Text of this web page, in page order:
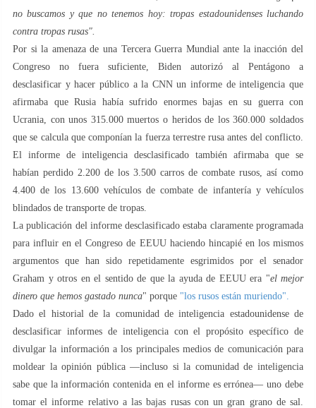
no buscamos y que no tenemos hoy: tropas estadounidenses luchando
contra tropas rusas".
Por si la amenaza de una Tercera Guerra Mundial ante la inacción del
Congreso no fuera suficiente, Biden autorizó al Pentágono a
desclasificar y hacer público a la CNN un informe de inteligencia que
afirmaba que Rusia había sufrido enormes bajas en su guerra con
Ucrania, con unos 315.000 muertos o heridos de los 360.000 soldados
que se calcula que componían la fuerza terrestre rusa antes del conflicto.
El informe de inteligencia desclasificado también afirmaba que se
habían perdido 2.200 de los 3.500 carros de combate rusos, así como
4.400 de los 13.600 vehículos de combate de infantería y vehículos
blindados de transporte de tropas.
La publicación del informe desclasificado estaba claramente programada
para influir en el Congreso de EEUU haciendo hincapié en los mismos
argumentos que han sido repetidamente esgrimidos por el senador
Graham y otros en el sentido de que la ayuda de EEUU era "el mejor
dinero que hemos gastado nunca" porque "los rusos están muriendo".
Dado el historial de la comunidad de inteligencia estadounidense de
desclasificar informes de inteligencia con el propósito específico de
divulgar la información a los principales medios de comunicación para
moldear la opinión pública —incluso si la comunidad de inteligencia
sabe que la información contenida en el informe es errónea— uno debe
tomar el informe relativo a las bajas rusas con un gran grano de sal.